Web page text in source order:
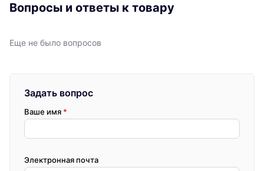
Вопросы и ответы к товару
Еще не было вопросов
Задать вопрос
Ваше имя *
Электронная почта